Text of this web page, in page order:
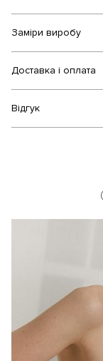
Заміри виробу
Доставка і оплата
Відгук